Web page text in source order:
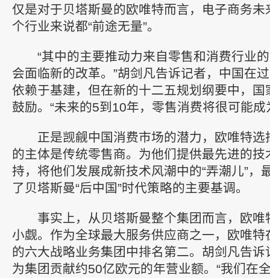
仅是对于贝塔斯曼的欧唯特而言，电子商务
个行业来说都“前途无量”。
“其中的主要推动力来自零售和消费行业的
会面临新的改革。”胡剑凡告诉记者，中国在
依赖于基建，但在新的十二五规划纲要中，
鼓励。“未来的5到10年，零售消费将很可能成
正是觊觎中国消费市场的潜力，欧唯特选
的主体是传统零售商。为他们提供最先进的
持，将他们发展成新技术风潮中的“弄潮儿”，
了贝塔斯曼“后中国”时代策略的主要基调。
事实上，从贝塔斯曼整个集团而言，欧唯
小觑。作为全球最大服务供应商之一，欧唯
的六大战略业务集团中排名第二。胡剑凡告
为集团贡献约50亿欧元的年营业额。“我们在